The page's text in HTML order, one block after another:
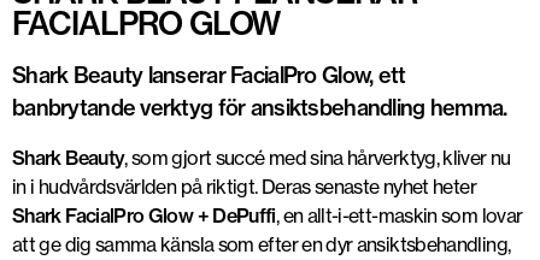
FACIALPRO GLOW
Shark Beauty lanserar FacialPro Glow, ett
banbrytande verktyg för ansiktsbehandling hemma.
Shark Beauty, som gjort succé med sina hårverktyg, kliver nu
in i hudvårdsvärlden på riktigt. Deras senaste nyhet heter
Shark FacialPro Glow + DePuffi, en allt-i-ett-maskin som lovar
att ge dig samma känsla som efter en dyr ansiktsbehandling,